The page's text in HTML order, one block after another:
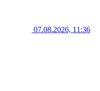
07.08.2026, 11:36